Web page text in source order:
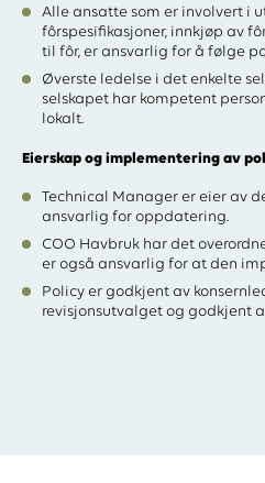
Alle ansatte som er involvert i
fôrspesifikasjoner, innkjøp av
til fôr, er ansvarlig for å følge
Øverste ledelse i det enkelte
selskapet har kompetent
lokalt.
Eierskap og implementering av
Technical Manager er eier av
ansvarlig for oppdatering.
COO Havbruk har det
er også ansvarlig for at den
Policy er godkjent av
revisjonsutvalget og godkjent